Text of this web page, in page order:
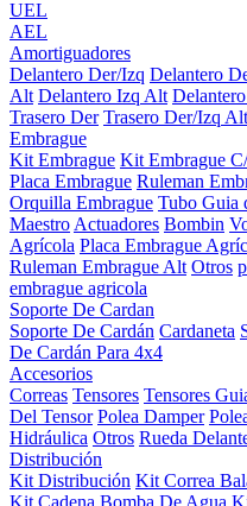
UEL
AEL
Amortiguadores
Delantero Der/Izq Delantero
Alt Delantero Izq Alt
Trasero Der Trasero Der/Izq Alt
Embrague
Kit Embrague Kit Embrague
Placa Embrague Ruleman
Orquilla Embrague Tubo Guia
Maestro Actuadores Bombin
Agrícola Placa Embrague
Ruleman Embrague Alt Otros
embrague agricola
Soporte De Cardan
Soporte De Cardán Cardaneta
De Cardán Para 4x4
Accesorios
Correas Tensores Tensores
Del Tensor Polea Damper
Hidráulica Otros Rueda
Distribución
Kit Distribución Kit Correa
Kit Cadena Bomba De Agua